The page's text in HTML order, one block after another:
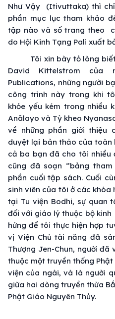
Như Vậy (Itivuttaka) thì
phần mục lục tham khảo
tập nào và số trang theo
do Hội Kinh Tạng Pali xuất
Tôi xin bày tỏ lòng biết
David Kittelstrom của
Publications, những người
công trình này trong khi
khỏe yếu kém trong nhiều
Anālayo và Tỳ kheo
về những phần giới thiệu
duyệt lại bản thảo của toàn
cả ba bạn đã cho tôi nhiều
cũng đã soạn ‘’bảng
phần cuối tập sách. Cuối
sinh viên của tôi ở các khóa
tại Tu viện Bodhi, sự quan
đối với giáo lý thuộc bộ
hứng để tôi thực hiện hợp
vị Viện Chủ tài năng đã
Thượng Jen-Chun, người
thuộc một truyền thống
viện của ngài, và là người
giữa hai dòng truyền thừa
Phật Giáo Nguyên Thủy.